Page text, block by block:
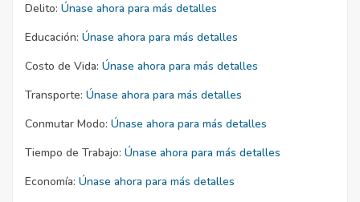
Delito: Únase ahora para más detalles
Educación: Únase ahora para más detalles
Costo de Vida: Únase ahora para más detalles
Transporte: Únase ahora para más detalles
Conmutar Modo: Únase ahora para más detalles
Tiempo de Trabajo: Únase ahora para más detalles
Economía: Únase ahora para más detalles